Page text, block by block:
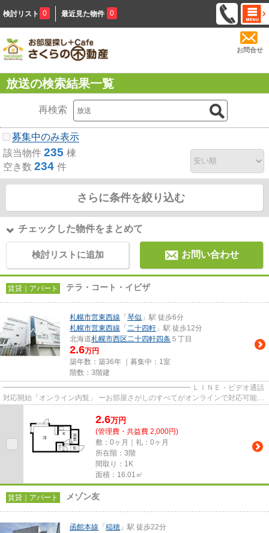
検討リスト 0 最近見た物件 0
お問合せ
放送の検索結果一覧
再検索
募集中のみ表示
該当物件 235 棟
空き数 234 件
さらに条件を絞り込む
チェックした物件をまとめて
検討リストに追加 お問い合わせ
賃貸｜アパート テラ・コート・イビザ
札幌市営東西線 「 琴似 」駅 徒歩6分
札幌市営東西線 「 二十四軒 」駅 徒歩12分
北海道札幌市西区二十四軒四条 ５丁目
2.6万円
築年数：築36年 ｜募集中： 1室
階数：3階建
━━━━━━━━━━━━━━━━━━━━━━━━━━ ＬＩＮＥ・ビデオ通話
対応開始「オンライン内覧」 ーお部屋さがしのすべてがオンラインで対応可能ー
2.6万円
(管理費・共益費 2,000円)
敷：0ヶ月｜礼：0ヶ月
所在階：3階
間取り：1K
面積：16.01㎡
賃貸｜アパート メゾン友
函館本線 「 稲穂 」駅 徒歩22分